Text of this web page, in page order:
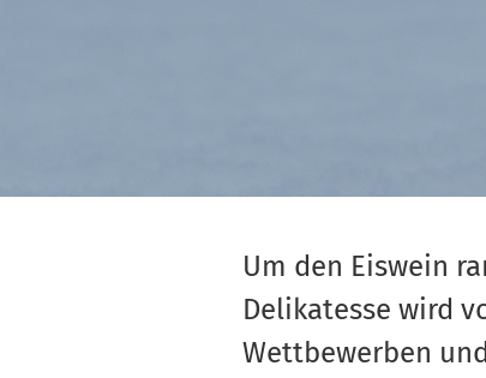
Um den Eiswein
Delikatesse wird
Wettbewerben